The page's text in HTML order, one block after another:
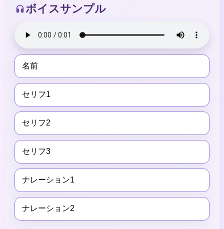
ボイスサンプル
名前
セリフ1
セリフ2
セリフ3
ナレーション1
ナレーション2